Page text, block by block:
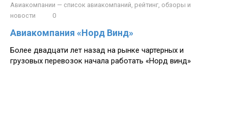
Авиакомпании — список авиакомпаний, рейтинг, обзоры и
новости
0
Авиакомпания «Норд Винд»
Более двадцати лет назад на рынке чартерных и
грузовых перевозок начала работать «Норд винд»